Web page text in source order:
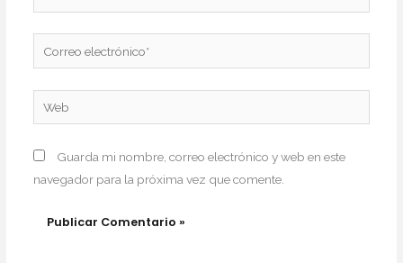
electrónico*
Guarda mi nombre, correo electrónico y web en este
navegador para la próxima vez que comente.